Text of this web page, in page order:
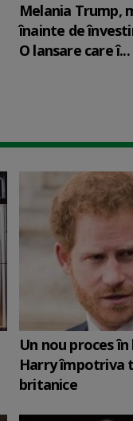
Melania Trump,
înainte de
O lansare care î...
Un nou proces
Harry împotriva
britanice